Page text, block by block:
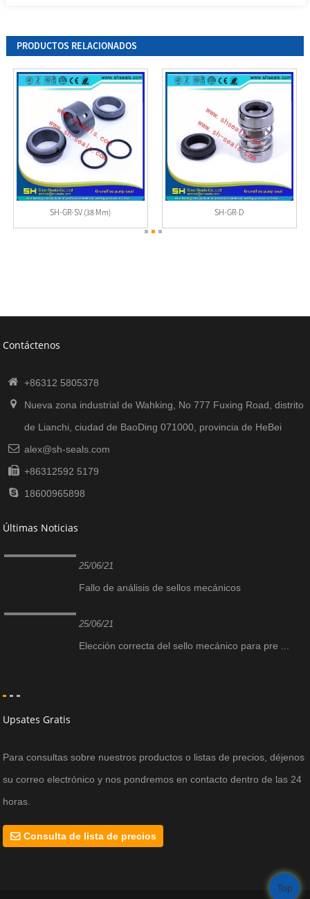
PRODUCTOS RELACIONADOS
SH-GR-SV (38 Mm) SH-GR-D
Contáctenos
+86312 5805378
Nueva zona industrial de Wahking, No 777 Fuxing Road, distrito
de Lianchi, ciudad de BaoDing 071000, provincia de HeBei
alex@sh-seals.com
+86312592 5179
18600965898
Últimas Noticias
25/06/21
Fallo de análisis de sellos mecánicos
25/06/21
Elección correcta del sello mecánico para pre ...
Upsates Gratis
Para consultas sobre nuestros productos o listas de precios, déjenos
su correo electrónico y nos pondremos en contacto dentro de las 24
horas.
Consulta de lista de precios
Top